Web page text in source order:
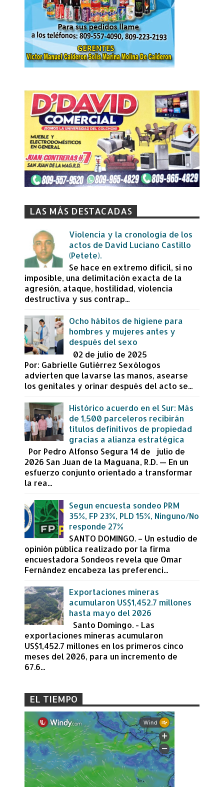
LAS MÁS DESTACADAS
Violencia y la cronología de los
actos de David Luciano Castillo
(Petete).
Se hace en extremo difícil, si no
imposible, una delimitación exacta de la
agresión, ataque, hostilidad, violencia
destructiva y sus contrap...
Ocho hábitos de higiene para
hombres y mujeres antes y
después del sexo
02 de julio de 2025
Por: Gabrielle Gutiérrez Sexólogos
advierten que lavarse las manos, asearse
los genitales y orinar después del acto se...
Histórico acuerdo en el Sur: Más
de 1,500 parceleros recibirán
títulos definitivos de propiedad
gracias a alianza estratégica
Por Pedro Alfonso Segura 14 de julio de
2026 San Juan de la Maguana, R.D. — En un
esfuerzo conjunto orientado a transformar
la rea...
Segun encuesta sondeo PRM
35%, FP 23%, PLD 15%, Ninguno/No
responde 27%
SANTO DOMINGO. – Un estudio de
opinión pública realizado por la firma
encuestadora Sondeos revela que Omar
Fernández encabeza las preferenci...
Exportaciones mineras
acumularon US$1,452.7 millones
hasta mayo del 2026
Santo Domingo. - Las
exportaciones mineras acumularon
US$1,452.7 millones en los primeros cinco
meses del 2026, para un incremento de
67.6...
EL TIEMPO